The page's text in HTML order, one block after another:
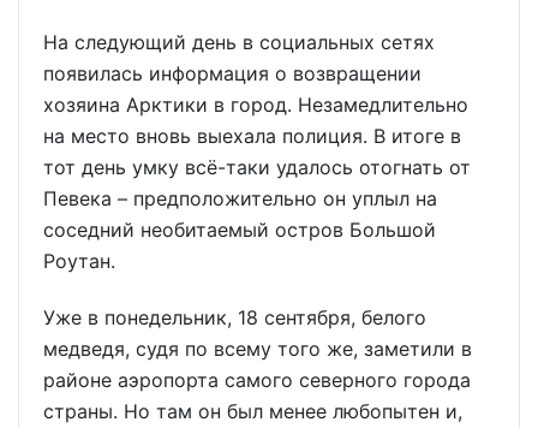
На следующий день в социальных сетях
появилась информация о возвращении
хозяина Арктики в город. Незамедлительно
на место вновь выехала полиция. В итоге в
тот день умку всё-таки удалось отогнать от
Певека – предположительно он уплыл на
соседний необитаемый остров Большой
Роутан.
Уже в понедельник, 18 сентября, белого
медведя, судя по всему того же, заметили в
районе аэропорта самого северного города
страны. Но там он был менее любопытен и,